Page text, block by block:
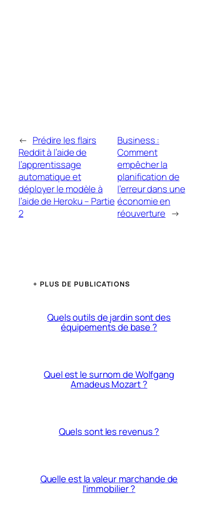
← Prédire les flairs
Reddit à l’aide de
l’apprentissage
automatique et
déployer le modèle à
l’aide de Heroku – Partie
2
Business :
Comment
empêcher la
planification de
l’erreur dans une
économie en
réouverture →
+ PLUS DE PUBLICATIONS
Quels outils de jardin sont des
équipements de base ?
Quel est le surnom de Wolfgang
Amadeus Mozart ?
Quels sont les revenus ?
Quelle est la valeur marchande de
l’immobilier ?